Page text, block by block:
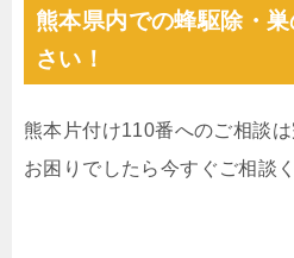
熊本県内での蜂駆除・
さい！
熊本片付け110番へのご相談は
お困りでしたら今すぐご相談